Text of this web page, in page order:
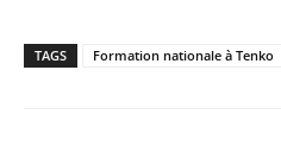
TAGS Formation nationale à Tenko